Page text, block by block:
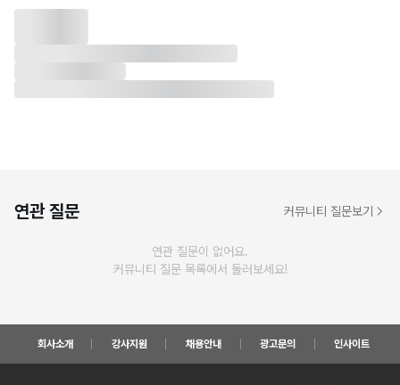
연관 질문 커뮤니티 질문보기
연관 질문이 없어요.
커뮤니티 질문 목록에서 둘러보세요!
회사소개 강사지원 채용안내 광고문의 인사이트